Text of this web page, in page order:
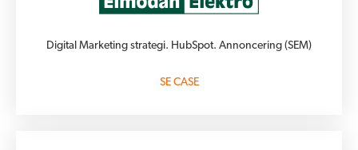
Digital Marketing strategi. HubSpot. Annoncering (SEM)
SE CASE